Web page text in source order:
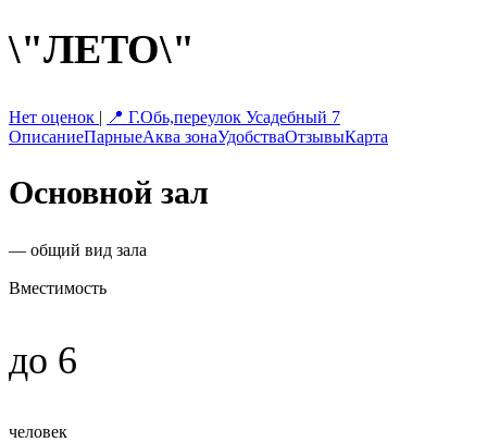
\"ЛЕТО\"
Нет оценок | 📍 Г.Обь,переулок Усадебный 7
ОписаниеПарныеАква зонаУдобстваОтзывыКарта
Основной зал
— общий вид зала
Вместимость
до 6
человек